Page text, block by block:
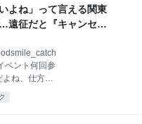
1080メート
ら毎年、湖南
ワリを植え
シーズン中は
よると、ニ
始めた。ヒ
置補助制度
よね」って言える関東
遠征だと『キャンセル
りがどうしても先に来
ベント何回参
ね、仕方な
円の交通費し
な〜って黒